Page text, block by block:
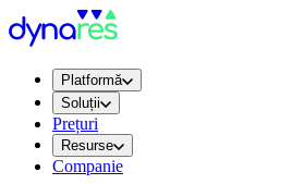
Platformă
Soluții
Prețuri
Resurse
Companie